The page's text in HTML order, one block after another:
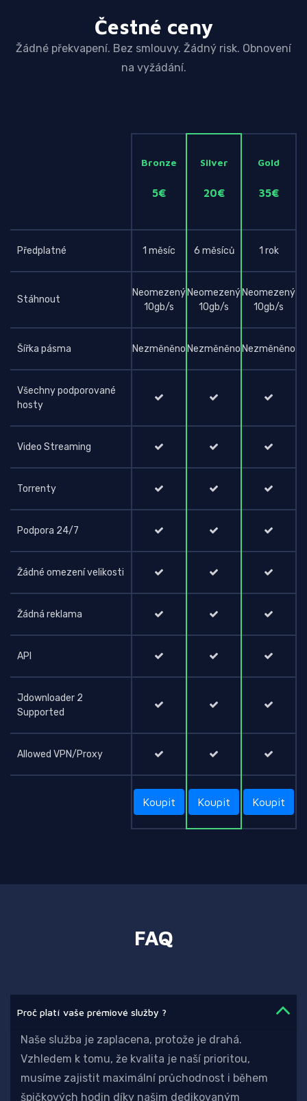
Čestné ceny
Žádné překvapení. Bez smlouvy. Žádný risk. Obnovení
na vyžádání.
Bronze
5€
Silver
20€
Gold
35€
Předplatné 1 měsíc 6 měsíců 1 rok
Stáhnout
Neomezený
10gb/s
Neomezený
10gb/s
Neomezený
10gb/s
Šířka pásma NezměněnoNezměněnoNezměněno
Všechny podporované
hosty
Video Streaming
Torrenty
Podpora 24/7
Žádné omezení velikosti
Žádná reklama
API
Jdownloader 2
Supported
Allowed VPN/Proxy
Koupit Koupit Koupit
FAQ
Proč platí vaše prémiové služby ?
Naše služba je zaplacena, protože je drahá.
Vzhledem k tomu, že kvalita je naší prioritou,
musíme zajistit maximální průchodnost i během
špičkových hodin díky našim dedikovaným